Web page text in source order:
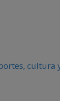
cultura